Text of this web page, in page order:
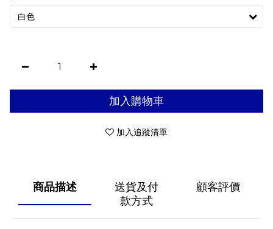
加入購物車
加入追蹤清單
商品描述
送貨及付
款方式
顧客評價